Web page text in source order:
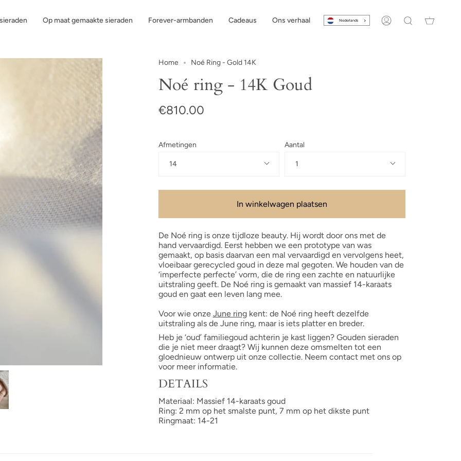
Op maat gemaakte sieraden Forever-armbanden Cadeaus Ons verhaal Nederlands AccountZoeken
Home Noé Ring - Gold 14K
Noé ring - 14K Goud
€810.00
Afmetingen
14
Aantal
1
In winkelwagen plaatsen
De Noé ring is onze tijdloze beauty. Hij wordt door ons met de
hand vervaardigd. Eerst hebben we een prototype van was
gemaakt, op basis daarvan een mal vervaardigd en vervolgens heet,
vloeibaar gerecycled goud in deze mal gegoten. We houden van de
‘imperfecte perfecte’ vorm, die de ring een zachte en natuurlijke
uitstraling geeft. De Noé ring is gemaakt van massief 14-karaats
goud en gaat een leven lang mee.
Voor wie onze June ringkent: de Noé ring heeft dezelfde
uitstraling als de June ring, maar is iets platter en breder.
Heb je ‘oud’ familiegoud achterin je kast liggen? Gouden sieraden
die je niet meer draagt? Wij kunnen deze omsmelten tot een
gloednieuw ontwerp uit onze collectie. Neem contact met ons op
voor meer informatie.
DETAILS
Materiaal: Massief 14-karaats goud
Ring: 2 mm op het smalste punt, 7 mm op het dikste punt
Ringmaat: 14-21